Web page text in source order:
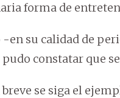
forma de
en su calidad de
pudo constatar que
se siga el